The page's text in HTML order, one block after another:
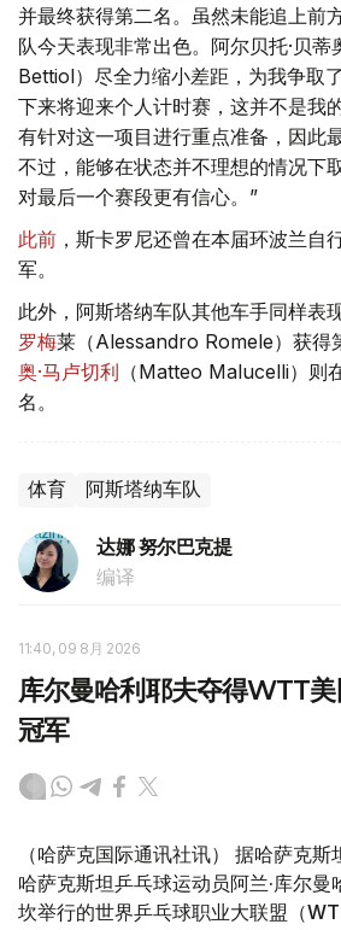
并最终获得第二名。虽然未能追上前
队今天表现非常出色。阿尔贝托·贝
Bettiol）尽全力缩小差距，为我争取
下来将迎来个人计时赛，这并不是我
有针对这一项目进行重点准备，因此
不过，能够在状态并不理想的情况下
对最后一个赛段更有信心。”
此前 ，斯卡罗尼还曾在本届环波兰自
军。
此外，阿斯塔纳车队其他车手同样表
罗梅莱（Alessandro Romele）获得
奥·马卢切利 （Matteo Malucelli）则
名。
体育 阿斯塔纳车队
达娜 努尔巴克提
编译
11:40, 09 8月 2026
库尔曼哈利耶夫夺得WTT
冠军
（哈萨克国际通讯社讯） 据哈萨克斯
哈萨克斯坦乒乓球运动员阿兰·库尔曼
坎举行的世界乒乓球职业大联盟（